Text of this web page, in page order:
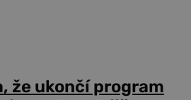
že ukončí program